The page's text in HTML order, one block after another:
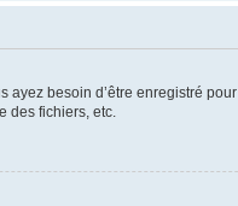
besoin d’être enregistré
des fichiers, etc.